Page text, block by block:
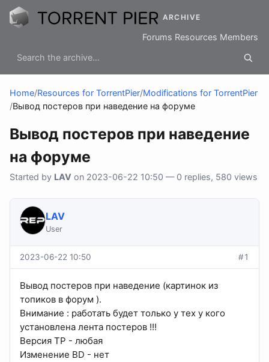
ARCHIVE
Forums Resources Members
Home/Resources for TorrentPier/Modifications for TorrentPier
/Вывод постеров при наведение на форуме
Вывод постеров при наведение
на форуме
Started by LAV on 2023-06-22 10:50 — 0 replies, 580 views
LAV
User
2023-06-22 10:50 #1
Вывод постеров при наведение (картинок из
топиков в форум ).
Внимание : работать будет только у тех у кого
установлена лента постеров !!!
Версия TP - любая
Изменение BD - нет